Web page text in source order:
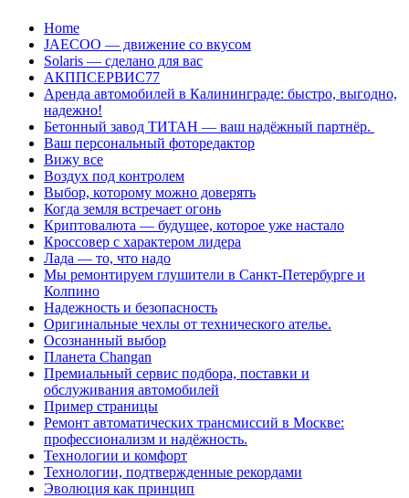
Перейти
содержанию
Home
JAECOO — движение со вкусом
Solaris — сделано для вас
АКППСЕРВИС77
Аренда автомобилей в Калининграде: быстро, выгодно,
надежно!
Бетонный завод ТИТАН — ваш надёжный партнёр.
Ваш персональный фоторедактор
Вижу все
Воздух под контролем
Выбор, которому можно доверять
Когда земля встречает огонь
Криптовалюта — будущее, которое уже настало
Кроссовер с характером лидера
Лада — то, что надо
Мы ремонтируем глушители в Санкт-Петербурге и
Колпино
Надежность и безопасность
Оригинальные чехлы от технического ателье.
Осознанный выбор
Планета Changan
Премиальный сервис подбора, поставки и
обслуживания автомобилей
Пример страницы
Ремонт автоматических трансмиссий в Москве:
профессионализм и надёжность.
Технологии и комфорт
Технологии, подтвержденные рекордами
Эволюция как принцип